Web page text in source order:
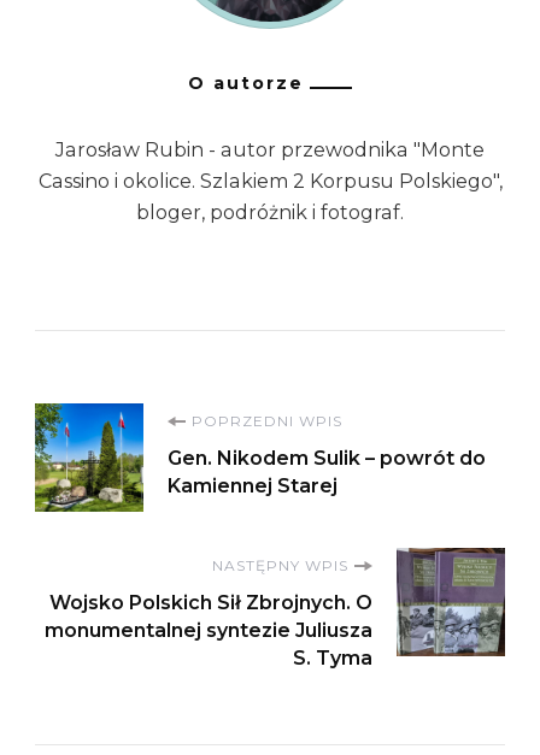
O autorze
Jarosław Rubin - autor przewodnika "Monte
Cassino i okolice. Szlakiem 2 Korpusu Polskiego",
bloger, podróżnik i fotograf.
Nawigacja
wpisu
POPRZEDNI WPIS
Gen. Nikodem Sulik – powrót do
Kamiennej Starej
NASTĘPNY WPIS
Wojsko Polskich Sił Zbrojnych. O
monumentalnej syntezie Juliusza
S. Tyma